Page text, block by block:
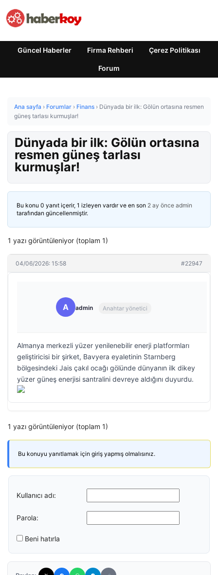
Güncel Haberler Firma Rehberi Çerez Politikası
Forum
Ana sayfa › Forumlar › Finans › Dünyada bir ilk: Gölün ortasına resmen
güneş tarlası kurmuşlar!
Dünyada bir ilk: Gölün ortasına
resmen güneş tarlası
kurmuşlar!
Bu konu 0 yanıt içerir, 1 izleyen vardır ve en son 2 ay önce admin
tarafından güncellenmiştir.
1 yazı görüntüleniyor (toplam 1)
04/06/2026: 15:58 #22947
A admin Anahtar yönetici
Almanya merkezli yüzer yenilenebilir enerji platformları
geliştiricisi bir şirket, Bavyera eyaletinin Starnberg
bölgesindeki Jais çakıl ocağı gölünde dünyanın ilk dikey
yüzer güneş enerjisi santralini devreye aldığını duyurdu.
1 yazı görüntüleniyor (toplam 1)
Bu konuyu yanıtlamak için giriş yapmış olmalısınız.
Kullanıcı adı:
Parola:
Beni hatırla